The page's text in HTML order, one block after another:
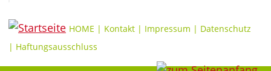
HOME | Kontakt | Impressum | Datenschutz
| Haftungsausschluss